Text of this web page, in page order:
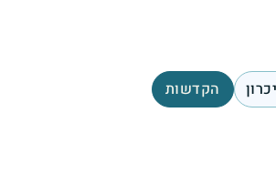
הקדשות